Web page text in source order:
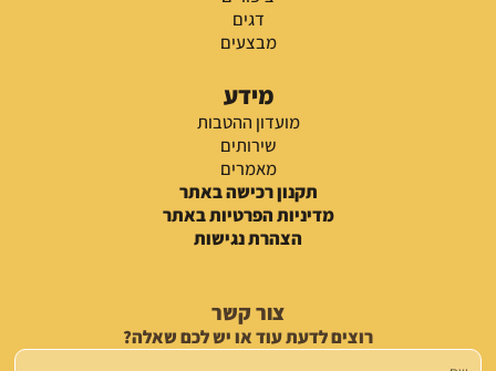
דגים
מבצעים
מידע
מועדון ההטבות
שירותים
מאמרים
תקנון רכישה באתר
מדיניות הפרטיות באתר
הצהרת נגישות
צור קשר
רוצים לדעת עוד או יש לכם שאלה?
שם